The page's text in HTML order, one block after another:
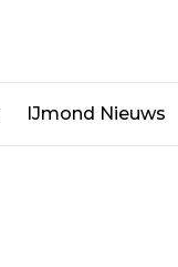
IJmond Nieuws